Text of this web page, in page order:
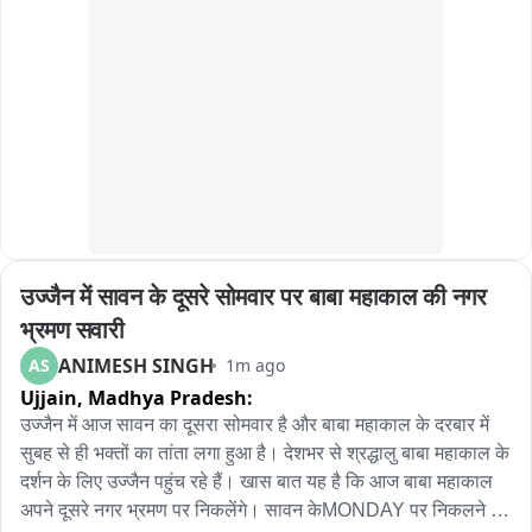
उज्जैन में सावन के दूसरे सोमवार पर बाबा महाकाल की नगर
भ्रमण सवारी
AS ANIMESH SINGH 1m ago
Ujjain, Madhya Pradesh:
उज्जैन में आज सावन का दूसरा सोमवार है और बाबा महाकाल के दरबार में
सुबह से ही भक्तों का तांता लगा हुआ है। देशभर से श्रद्धालु बाबा महाकाल के
दर्शन के लिए उज्जैन पहुंच रहे हैं। खास बात यह है कि आज बाबा महाकाल
अपने दूसरे नगर भ्रमण पर निकलेंगे। सावन केMONDAY पर निकलने